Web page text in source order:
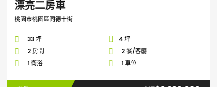
漂亮二房車
桃園市桃園區同德十街
33 坪
4 坪
2 房間
2 餐/客廳
1 衛浴
1 車位